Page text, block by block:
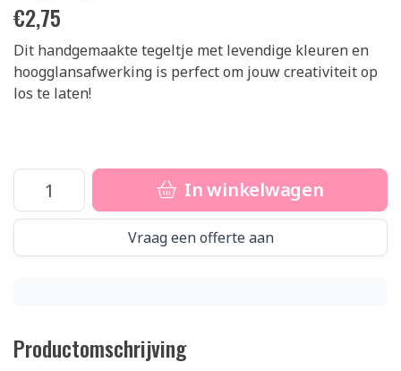
€2,75
Dit handgemaakte tegeltje met levendige kleuren en
hoogglansafwerking is perfect om jouw creativiteit op
los te laten!
In winkelwagen
Vraag een offerte aan
Productomschrijving